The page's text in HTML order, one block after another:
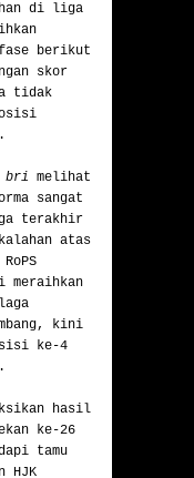
di liga
berikut
skor
tidak
bri melihat
sangat
terakhir
atas
meraihkan
kini
ke-4
hasil
ke-26
tamu
HJK